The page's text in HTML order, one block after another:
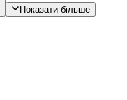
Показати більше